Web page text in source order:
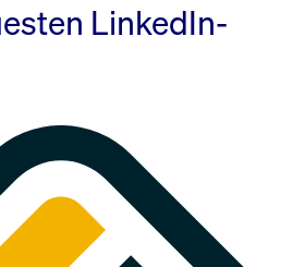
LinkedIn-